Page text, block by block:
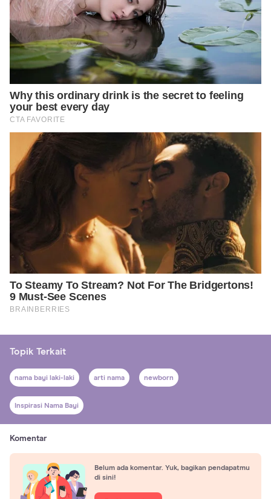
Topik Terkait
nama bayi laki-laki arti nama newborn
Inspirasi Nama Bayi
Komentar
Belum ada komentar. Yuk, bagikan pendapatmu
di sini!